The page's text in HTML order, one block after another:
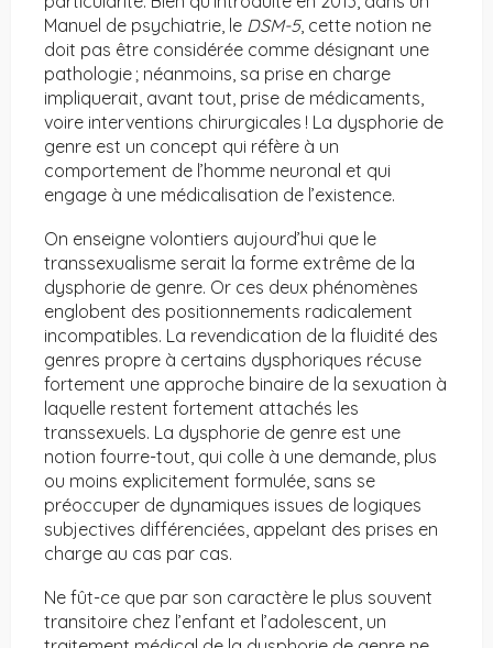
Manuel de psychiatrie, le DSM-5, cette notion ne
doit pas être considérée comme désignant une
pathologie ; néanmoins, sa prise en charge
impliquerait, avant tout, prise de médicaments,
voire interventions chirurgicales ! La dysphorie de
genre est un concept qui réfère à un
comportement de l’homme neuronal et qui
engage à une médicalisation de l’existence.
On enseigne volontiers aujourd’hui que le
transsexualisme serait la forme extrême de la
dysphorie de genre. Or ces deux phénomènes
englobent des positionnements radicalement
incompatibles. La revendication de la fluidité des
genres propre à certains dysphoriques récuse
fortement une approche binaire de la sexuation à
laquelle restent fortement attachés les
transsexuels. La dysphorie de genre est une
notion fourre-tout, qui colle à une demande, plus
ou moins explicitement formulée, sans se
préoccuper de dynamiques issues de logiques
subjectives différenciées, appelant des prises en
charge au cas par cas.
Ne fût-ce que par son caractère le plus souvent
transitoire chez l’enfant et l’adolescent, un